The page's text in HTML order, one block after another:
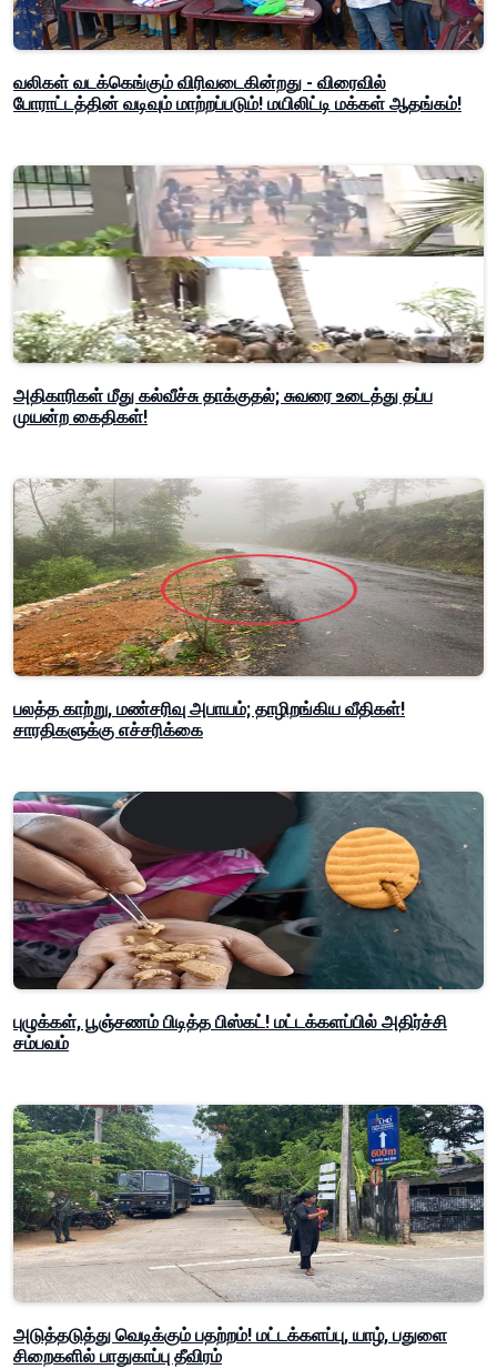
வலிகள் வடக்கெங்கும் விரிவடைகின்றது - விரைவில்
போராட்டத்தின் வடிவும் மாற்றப்படும்! மயிலிட்டி மக்கள் ஆதங்கம்!
அதிகாரிகள் மீது கல்வீச்சு தாக்குதல்; சுவரை உடைத்து தப்ப
முயன்ற கைதிகள்!
பலத்த காற்று, மண்சரிவு அபாயம்; தாழிறங்கிய வீதிகள்!
சாரதிகளுக்கு எச்சரிக்கை
புழுக்கள், பூஞ்சணம் பிடித்த பிஸ்கட்! மட்டக்களப்பில் அதிர்ச்சி
சம்பவம்
அடுத்தடுத்து வெடிக்கும் பதற்றம்! மட்டக்களப்பு, யாழ், பதுளை
சிறைகளில் பாதுகாப்பு தீவிரம்